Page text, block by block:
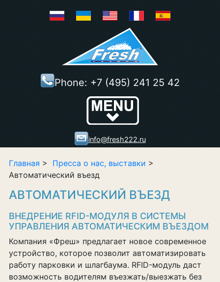
Show/Hide
Right Push
Menu
Phone: +7 (495) 241 25 42
info@fresh222.ru
Главная > Пресса о нас, выставки >
Автоматический въезд
АВТОМАТИЧЕСКИЙ ВЪЕЗД
ВНЕДРЕНИЕ RFID-МОДУЛЯ В СИСТЕМЫ
УПРАВЛЕНИЯ АВТОМАТИЧЕСКИМ ВЪЕЗДОМ
Компания «Фреш» предлагает новое современное
устройство, которое позволит автоматизировать
работу парковки и шлагбаума. RFID-модуль даст
возможность водителям въезжать/выезжать без